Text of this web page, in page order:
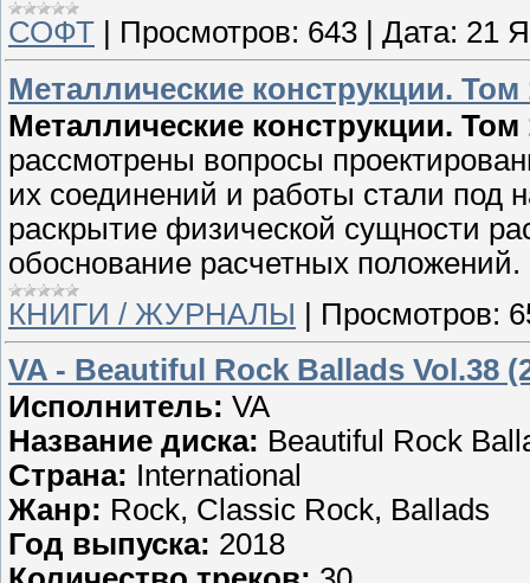
СОФТ
Просмотров: 643 Дата: 21
Металлические конструкции.
Металлические конструкции.
рассмотрены вопросы
их соединений и работы стали под
раскрытие физической сущности
обоснование расчетных положений.
КНИГИ / ЖУРНАЛЫ | Просмотров:
VA - Beautiful Rock Ballads Vol.38
Исполнитель: VA
Название диска: Beautiful Rock
Страна: International
Жанр: Rock, Classic Rock, Ballads
Год выпуска: 2018